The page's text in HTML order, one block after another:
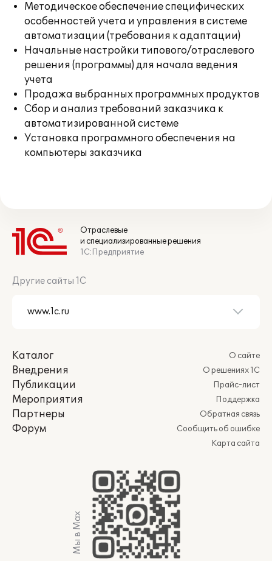
Методическое обеспечение специфических
особенностей учета и управления в системе
автоматизации (требования к адаптации)
Начальные настройки типового/отраслевого
решения (программы) для начала ведения
учета
Продажа выбранных программных продуктов
Сбор и анализ требований заказчика к
автоматизированной системе
Установка программного обеспечения на
компьютеры заказчика
Отраслевые
и специализированные решения
1С:Предприятие
Другие сайты 1С
Каталог
Внедрения
Публикации
Мероприятия
Партнеры
Форум
О сайте
О решениях 1С
Прайс-лист
Поддержка
Обратная связь
Сообщить об ошибке
Карта сайта
Мы в Max